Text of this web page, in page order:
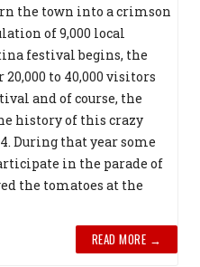
the town into a crimson
of 9,000 local
festival begins, the
to 40,000 visitors
and of course, the
history of this crazy
During that year some
in the parade of
the tomatoes at the
READ MORE →